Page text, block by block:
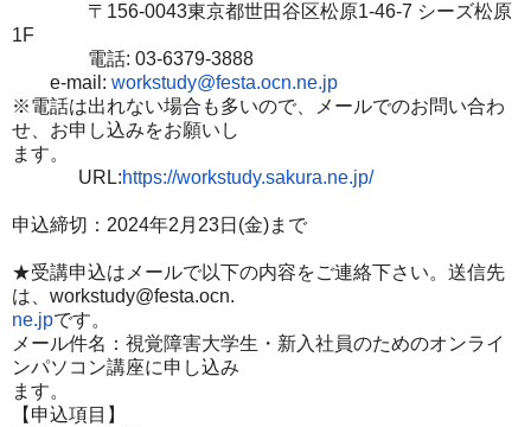
〒156-0043東京都世田谷区松原1-46-7 シーズ松原
1F
電話: 03-6379-3888
e-mail: workstudy@festa.ocn.ne.jp
※電話は出れない場合も多いので、メールでのお問い合わ
せ、お申 し込みをお願いし
ます。
URL:https://workstudy.sakura.ne.jp/
申込締切：2024年2月23日(金)まで
★受講申込はメールで以下の内容をご連絡下さい。送信先
は、workstudy@festa.ocn.
ne.jpです。
メール件名：視覚障害大学生・新入社員のためのオンライ
ンパソコ ン講座に申し込み
ます。
【申込項目】